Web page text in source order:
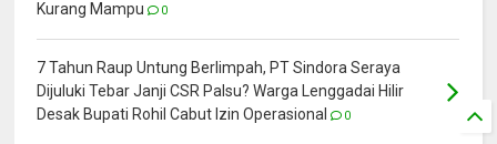
Kurang Mampu
0
7 Tahun Raup Untung Berlimpah, PT Sindora Seraya
Dijuluki Tebar Janji CSR Palsu? Warga Lenggadai Hilir
Desak Bupati Rohil Cabut Izin Operasional
0